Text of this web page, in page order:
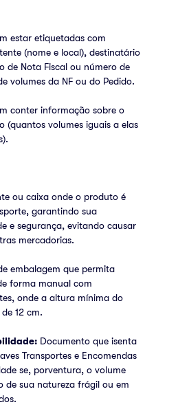
estar etiquetadas com
(nome e local), destinatário
de Nota Fiscal ou número de
volumes da NF ou do Pedido.
conter informação sobre o
(quantos volumes iguais a elas
ou caixa onde o produto é
garantindo sua
e segurança, evitando causar
mercadorias.
embalagem que permita
forma manual com
onde a altura mínima do
12 cm.
Documento que isenta
Transportes e Encomendas
se, porventura, o volume
de sua natureza frágil ou em